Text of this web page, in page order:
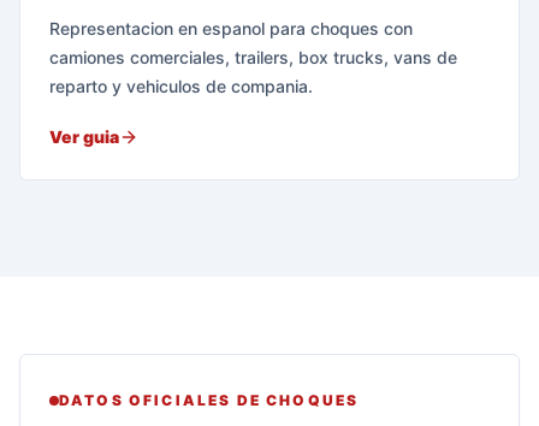
Representacion en espanol para choques con
camiones comerciales, trailers, box trucks, vans de
reparto y vehiculos de compania.
Ver guia
DATOS OFICIALES DE CHOQUES